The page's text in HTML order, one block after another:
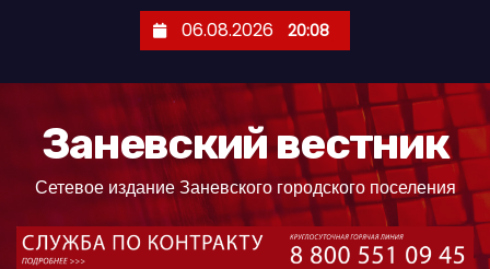
06.08.2026 20:08
Заневский вестник
Сетевое издание Заневского городского поселения